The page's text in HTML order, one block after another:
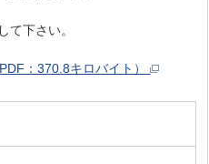
て下さい。
：370.8キロバイト）